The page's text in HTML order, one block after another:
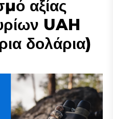
αξίας
UAH
δολάρια)